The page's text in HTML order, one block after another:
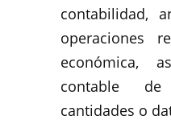
contabilidad,
operaciones
económica,
contable de
cantidades o